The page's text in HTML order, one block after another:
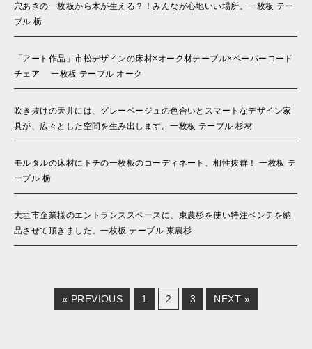
穴あきの一枚板から木が生える？！みんなが心地いい場所。一枚板 テー
ブル 栃
「アート作品」市松デザインの床材×オーク材テーブル×ペーパーコード
チェア 一枚板 テーブル オーク
吹き抜けの天井には、グレーベージュの色合いとスマートなデザイン家
具が、広々とした空間を生み出します。一枚板 テーブル 杉材
モルタルの床材にトチの一枚板のコーディネート、相性抜群！ 一枚板 テ
ーブル 栃
大垣市企業様のエントランススペースに、東農杉を使い特注ベンチを納
品させて頂きました。一枚板 テーブル 東農杉
« PREVIOUS 1 2 3 NEXT »